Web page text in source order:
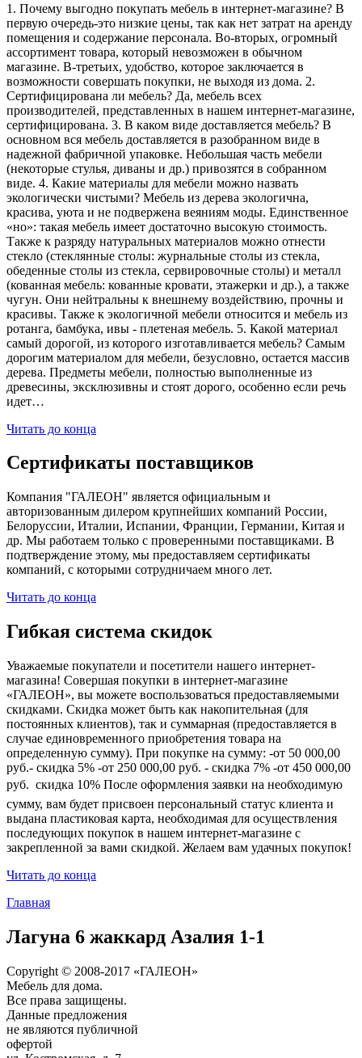
1. Почему выгодно покупать мебель в интернет-магазине? В
первую очередь-это низкие цены, так как нет затрат на аренду
помещения и содержание персонала. Во-вторых, огромный
ассортимент товара, который невозможен в обычном
магазине. В-третьих, удобство, которое заключается в
возможности совершать покупки, не выходя из дома. 2.
Сертифицирована ли мебель? Да, мебель всех
производителей, представленных в нашем интернет-магазине,
сертифицирована. 3. В каком виде доставляется мебель? В
основном вся мебель доставляется в разобранном виде в
надежной фабричной упаковке. Небольшая часть мебели
(некоторые стулья, диваны и др.) привозятся в собранном
виде. 4. Какие материалы для мебели можно назвать
экологически чистыми? Мебель из дерева экологична,
красива, уюта и не подвержена веяниям моды. Единственное
«но»: такая мебель имеет достаточно высокую стоимость.
Также к разряду натуральных материалов можно отнести
стекло (стеклянные столы: журнальные столы из стекла,
обеденные столы из стекла, сервировочные столы) и металл
(кованная мебель: кованные кровати, этажерки и др.), а также
чугун. Они нейтральны к внешнему воздействию, прочны и
красивы. Также к экологичной мебели относится и мебель из
ротанга, бамбука, ивы - плетеная мебель. 5. Какой материал
самый дорогой, из которого изготавливается мебель? Самым
дорогим материалом для мебели, безусловно, остается массив
дерева. Предметы мебели, полностью выполненные из
древесины, эксклюзивны и стоят дорого, особенно если речь
идет…
Читать до конца
Сертификаты поставщиков
Компания "ГАЛЕОН" является официальным и
авторизованным дилером крупнейших компаний России,
Белоруссии, Италии, Испании, Франции, Германии, Китая и
др. Мы работаем только с проверенными поставщиками. В
подтверждение этому, мы предоставляем сертификаты
компаний, с которыми сотрудничаем много лет.
Читать до конца
Гибкая система скидок
Уважаемые покупатели и посетители нашего интернет-
магазина! Совершая покупки в интернет-магазине
«ГАЛЕОН», вы можете воспользоваться предоставляемыми
скидками. Скидка может быть как накопительная (для
постоянных клиентов), так и суммарная (предоставляется в
случае единовременного приобретения товара на
определенную сумму). При покупке на сумму: -от 50 000,00
руб.- скидка 5% -от 250 000,00 руб. - скидка 7% -от 450 000,00
руб.  скидка 10% После оформления заявки на необходимую
сумму, вам будет присвоен персональный статус клиента и
выдана пластиковая карта, необходимая для осуществления
последующих покупок в нашем интернет-магазине с
закрепленной за вами скидкой. Желаем вам удачных покупок!
Читать до конца
Главная
Лагуна 6 жаккард Азалия 1-1
Copyright © 2008-2017 «ГАЛЕОН»
Мебель для дома.
Все права защищены.
Данные предложения
не являются публичной
офертой